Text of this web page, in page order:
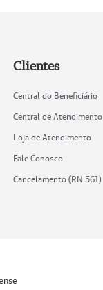
Clientes
Central do Beneficiário
Central de Atendimento
Loja de Atendimento
Fale Conosco
Cancelamento (RN 561)